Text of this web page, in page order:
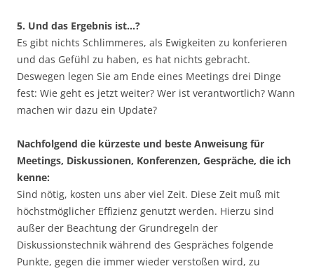
5. Und das Ergebnis ist…?
Es gibt nichts Schlimmeres, als Ewigkeiten zu konferieren
und das Gefühl zu haben, es hat nichts gebracht.
Deswegen legen Sie am Ende eines Meetings drei Dinge
fest: Wie geht es jetzt weiter? Wer ist verantwortlich? Wann
machen wir dazu ein Update?
Nachfolgend die kürzeste und beste Anweisung für
Meetings, Diskussionen, Konferenzen, Gespräche, die ich
kenne:
Sind nötig, kosten uns aber viel Zeit. Diese Zeit muß mit
höchstmöglicher Effizienz genutzt werden. Hierzu sind
außer der Beachtung der Grundregeln der
Diskussionstechnik während des Gespräches folgende
Punkte, gegen die immer wieder verstoßen wird, zu